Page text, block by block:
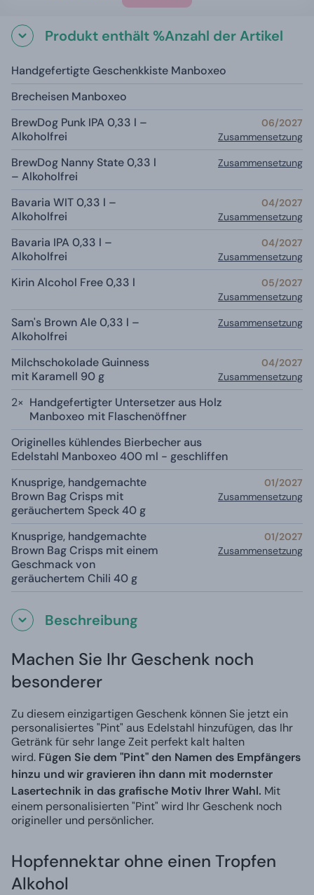
Produkt enthält %Anzahl der Artikel
Handgefertigte Geschenkkiste Manboxeo
Brecheisen Manboxeo
BrewDog Punk IPA 0,33 l –
Alkoholfrei
06/2027
Zusammensetzung
BrewDog Nanny State 0,33 l
– Alkoholfrei
Zusammensetzung
Bavaria WIT 0,33 l –
Alkoholfrei
04/2027
Zusammensetzung
Bavaria IPA 0,33 l –
Alkoholfrei
04/2027
Zusammensetzung
Kirin Alcohol Free 0,33 l
05/2027
Zusammensetzung
Sam's Brown Ale 0,33 l –
Alkoholfrei
Zusammensetzung
Milchschokolade Guinness
mit Karamell 90 g
04/2027
Zusammensetzung
2× Handgefertigter Untersetzer aus Holz
Manboxeo mit Flaschenöffner
Originelles kühlendes Bierbecher aus
Edelstahl Manboxeo 400 ml - geschliffen
Knusprige, handgemachte
Brown Bag Crisps mit
geräuchertem Speck 40 g
01/2027
Zusammensetzung
Knusprige, handgemachte
Brown Bag Crisps mit einem
Geschmack von
geräuchertem Chili 40 g
01/2027
Zusammensetzung
Beschreibung
Machen Sie Ihr Geschenk noch
besonderer
Zu diesem einzigartigen Geschenk können Sie jetzt ein
personalisiertes "Pint" aus Edelstahl hinzufügen, das Ihr
Getränk für sehr lange Zeit perfekt kalt halten
wird. Fügen Sie dem "Pint" den Namen des Empfängers
hinzu und wir gravieren ihn dann mit modernster
Lasertechnik in das grafische Motiv Ihrer Wahl. Mit
einem personalisierten "Pint" wird Ihr Geschenk noch
origineller und persönlicher.
Hopfennektar ohne einen Tropfen
Alkohol